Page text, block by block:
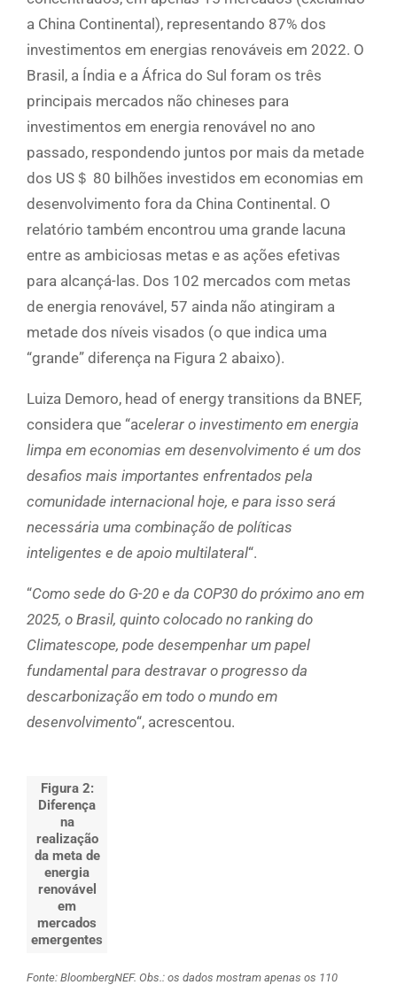
a China Continental), representando 87% dos
investimentos em energias renováveis em 2022. O
Brasil, a Índia e a África do Sul foram os três
principais mercados não chineses para
investimentos em energia renovável no ano
passado, respondendo juntos por mais da metade
dos US＄ 80 bilhões investidos em economias em
desenvolvimento fora da China Continental. O
relatório também encontrou uma grande lacuna
entre as ambiciosas metas e as ações efetivas
para alcançá-las. Dos 102 mercados com metas
de energia renovável, 57 ainda não atingiram a
metade dos níveis visados (o que indica uma
“grande” diferença na Figura 2 abaixo).
Luiza Demoro, head of energy transitions da BNEF,
considera que “acelerar o investimento em energia
limpa em economias em desenvolvimento é um dos
desafios mais importantes enfrentados pela
comunidade internacional hoje, e para isso será
necessária uma combinação de políticas
inteligentes e de apoio multilateral“.
“Como sede do G-20 e da COP30 do próximo ano em
2025, o Brasil, quinto colocado no ranking do
Climatescope, pode desempenhar um papel
fundamental para destravar o progresso da
descarbonização em todo o mundo em
desenvolvimento“, acrescentou.
Figura 2:
Diferença
na
realização
da meta de
energia
renovável
em
mercados
emergentes
Fonte: BloombergNEF. Obs.: os dados mostram apenas os 110